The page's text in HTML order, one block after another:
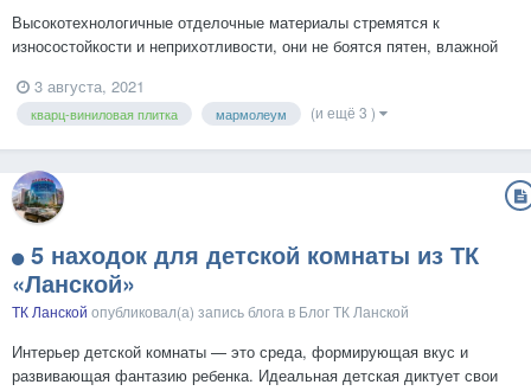
Высокотехнологичные отделочные материалы стремятся к
износостойкости и неприхотливости, они не боятся пятен, влажной
классическим аналогам в эстетическом плане. Мы собрали ТОП-5
трендовых покрытий из салонов ТК «‎Ланской»‎, которые помогут...
3 августа, 2021
кварц-виниловая плитка мармолеум (и ещё 3 )
5 находок для детской комнаты из ТК
«‎Ланской»
ТК Ланской опубликовал(а) запись блога в Блог ТК Ланской
Интерьер детской комнаты — это среда, формирующая вкус и
развивающая фантазию ребенка. Идеальная детская диктует свои